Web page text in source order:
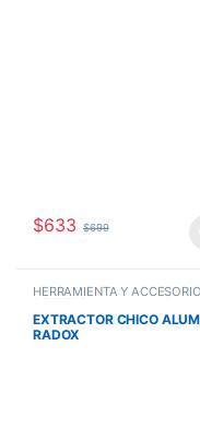
$633 $699
HERRAMIENTA Y
OFERTAS
EXTRACTOR CHICO
RADOX